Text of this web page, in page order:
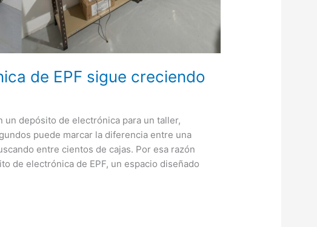
de EPF sigue creciendo
depósito de electrónica para un taller,
puede marcar la diferencia entre una
entre cientos de cajas. Por esa razón
de electrónica de EPF, un espacio diseñado